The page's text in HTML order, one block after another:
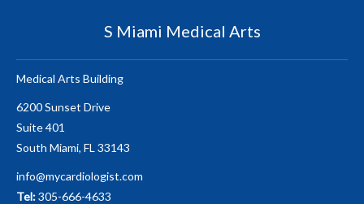
S Miami Medical Arts
Medical Arts Building
6200 Sunset Drive
Suite 401
South Miami, FL 33143
info@mycardiologist.com
Tel:305-666-4633